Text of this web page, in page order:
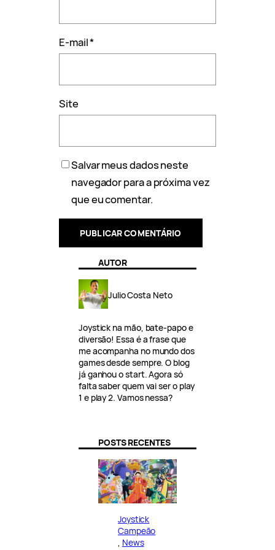
E-mail*
Site
Salvar meus dados neste
navegador para a próxima vez
que eu comentar.
AUTOR
Julio Costa Neto
Joystick na mão, bate-papo e
diversão! Essa é a frase que
me acompanha no mundo dos
games desde sempre. O blog
já ganhou o start. Agora só
falta saber quem vai ser o play
1 e play 2. Vamos nessa?
POSTS RECENTES
Joystick
Campeão
News